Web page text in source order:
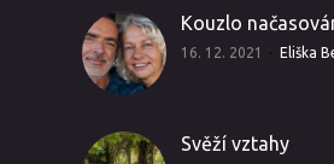
Kouzlo
16. 12. 2021 Eliška
Svěží vztahy